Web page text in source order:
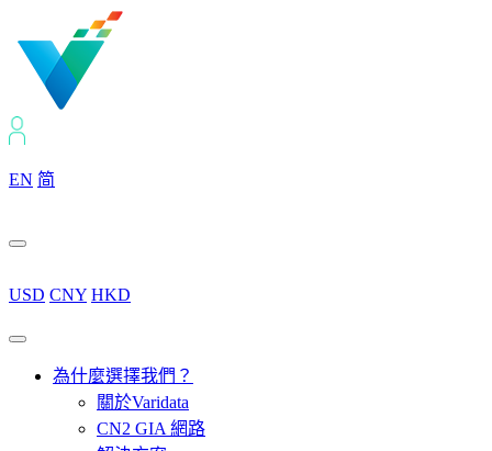
EN 简
USD CNY HKD
為什麼選擇我們？
關於Varidata
CN2 GIA 網路